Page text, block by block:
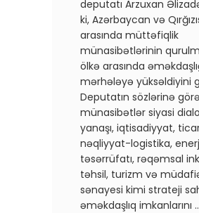
deputatı Arzuxan
ki, Azərbaycan və
arasında müttəfiqlik
münasibətlərinin
ölkə arasında
mərhələyə yüksəldiyini
Deputatın sözlərinə
münasibətlər siyasi
yanaşı, iqtisadiyyat,
nəqliyyat-logistika,
təsərrüfatı, rəqəmsal
təhsil, turizm və
sənayesi kimi strateji
əməkdaşlıq imkanlarını